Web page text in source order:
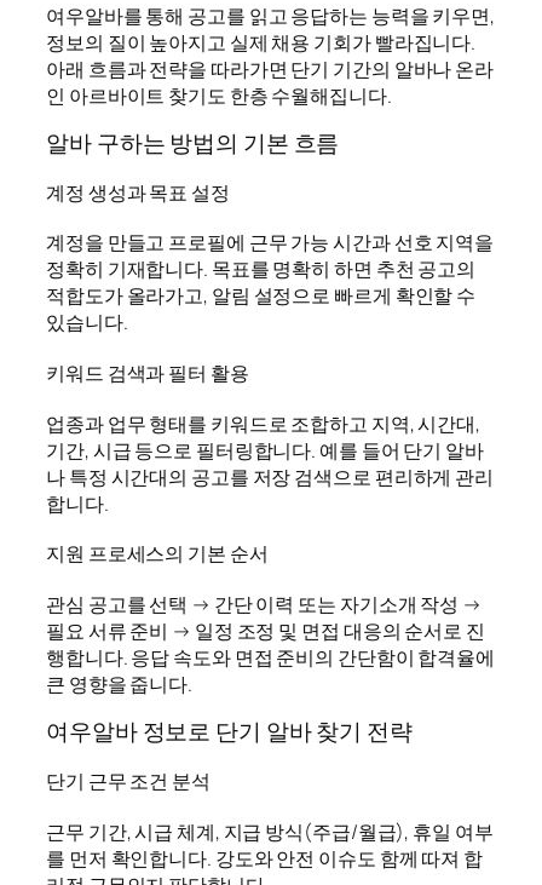
여우알바를 통해 공고를 읽고 응답하는 능력을 키우면,
정보의 질이 높아지고 실제 채용 기회가 빨라집니다.
아래 흐름과 전략을 따라가면 단기 기간의 알바나 온라
인 아르바이트 찾기도 한층 수월해집니다.
알바 구하는 방법의 기본 흐름
계정 생성과 목표 설정
계정을 만들고 프로필에 근무 가능 시간과 선호 지역을
정확히 기재합니다. 목표를 명확히 하면 추천 공고의
적합도가 올라가고, 알림 설정으로 빠르게 확인할 수
있습니다.
키워드 검색과 필터 활용
업종과 업무 형태를 키워드로 조합하고 지역, 시간대,
기간, 시급 등으로 필터링합니다. 예를 들어 단기 알바
나 특정 시간대의 공고를 저장 검색으로 편리하게 관리
합니다.
지원 프로세스의 기본 순서
관심 공고를 선택 → 간단 이력 또는 자기소개 작성 →
필요 서류 준비 → 일정 조정 및 면접 대응의 순서로 진
행합니다. 응답 속도와 면접 준비의 간단함이 합격율에
큰 영향을 줍니다.
여우알바 정보로 단기 알바 찾기 전략
단기 근무 조건 분석
근무 기간, 시급 체계, 지급 방식(주급/월급), 휴일 여부
를 먼저 확인합니다. 강도와 안전 이슈도 함께 따져 합